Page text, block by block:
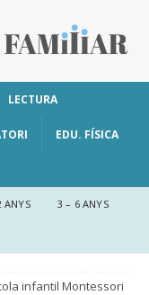
LECTURA
EDU. FÍSICA
ANYS 3 – 6 ANYS
infantil Montessori